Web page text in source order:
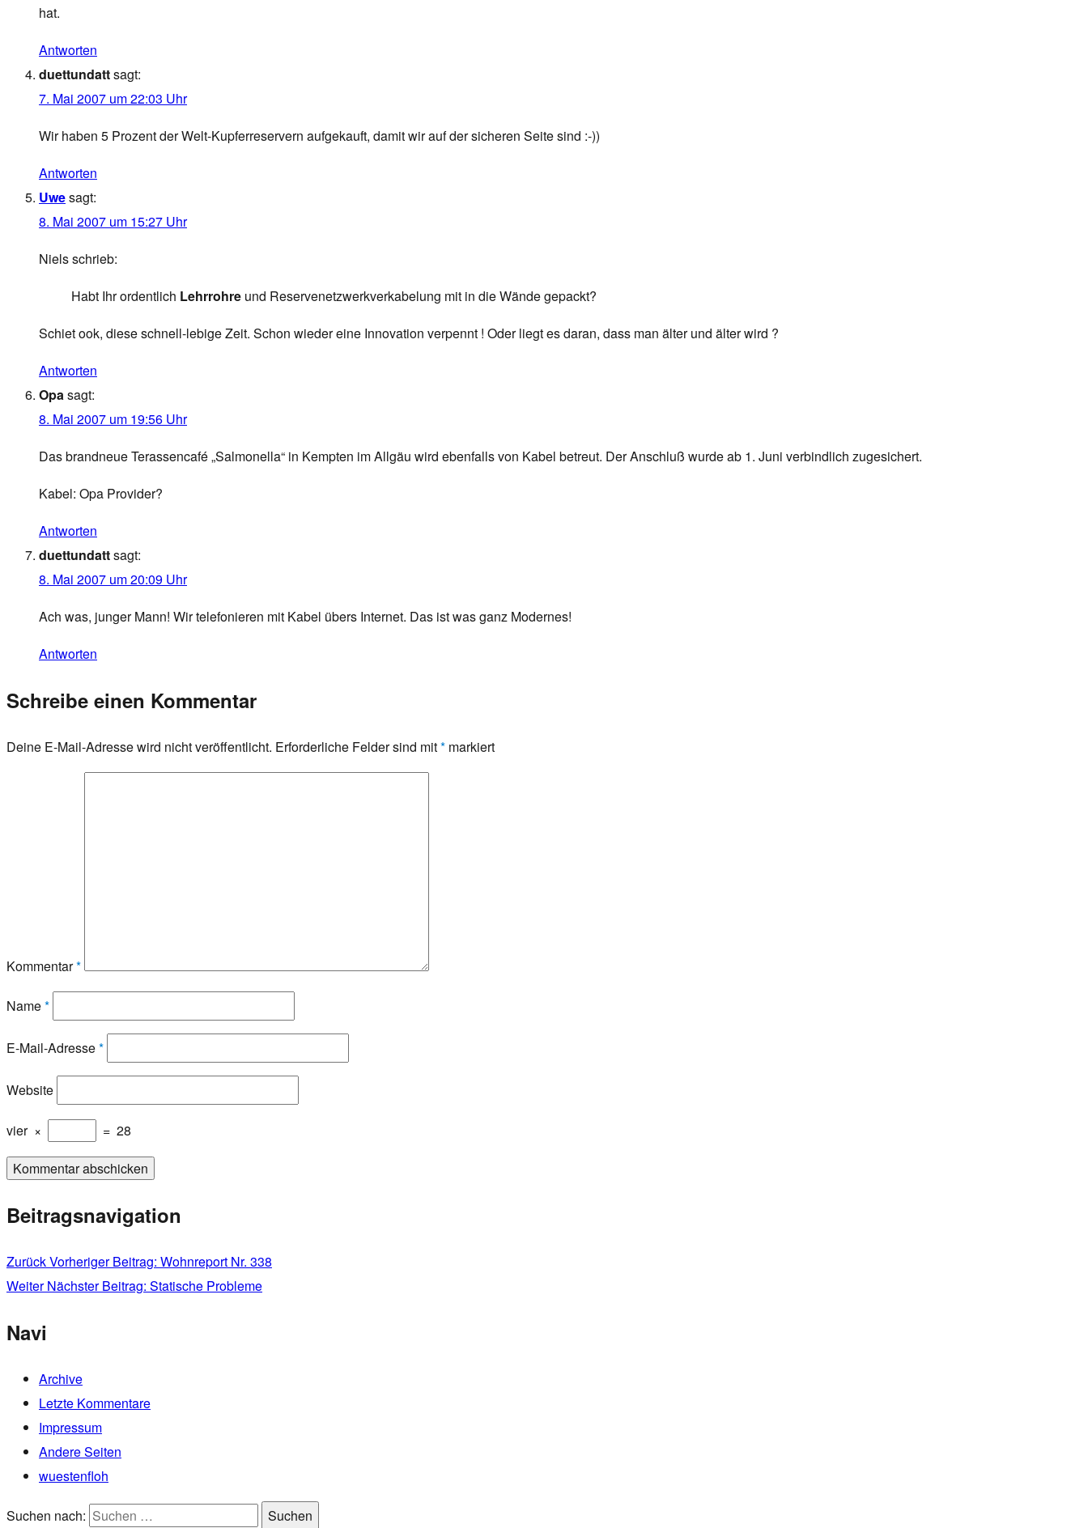
hat.
Antworten
duettundattsagt:
7. Mai 2007 um 22:03 Uhr
Wir haben 5 Prozent der Welt-Kupferreservern aufgekauft, damit wir auf der sicheren Seite sind :-))
Antworten
Uwesagt:
8. Mai 2007 um 15:27 Uhr
Niels schrieb:
Habt Ihr ordentlich Lehrrohre und Reservenetzwerkverkabelung mit in die Wände gepackt?
Schiet ook, diese schnell-lebige Zeit. Schon wieder eine Innovation verpennt ! Oder liegt es daran, dass man älter und älter wird ?
Antworten
Opasagt:
8. Mai 2007 um 19:56 Uhr
Das brandneue Terassencafé „Salmonella“ in Kempten im Allgäu wird ebenfalls von Kabel betreut. Der Anschluß wurde ab 1. Juni verbindlich zugesichert.
Kabel: Opa Provider?
Antworten
duettundattsagt:
8. Mai 2007 um 20:09 Uhr
Ach was, junger Mann! Wir telefonieren mit Kabel übers Internet. Das ist was ganz Modernes!
Antworten
Schreibe einen Kommentar
Deine E-Mail-Adresse wird nicht veröffentlicht. Erforderliche Felder sind mit* markiert
Kommentar*
Name*
E-Mail-Adresse*
Website
vier × = 28
Beitragsnavigation
ZurückVorheriger Beitrag: Wohnreport Nr. 338
Weiter Nächster Beitrag: Statische Probleme
Navi
Archive
Letzte Kommentare
Impressum
Andere Seiten
wuestenfloh
Suchen nach: Suchen